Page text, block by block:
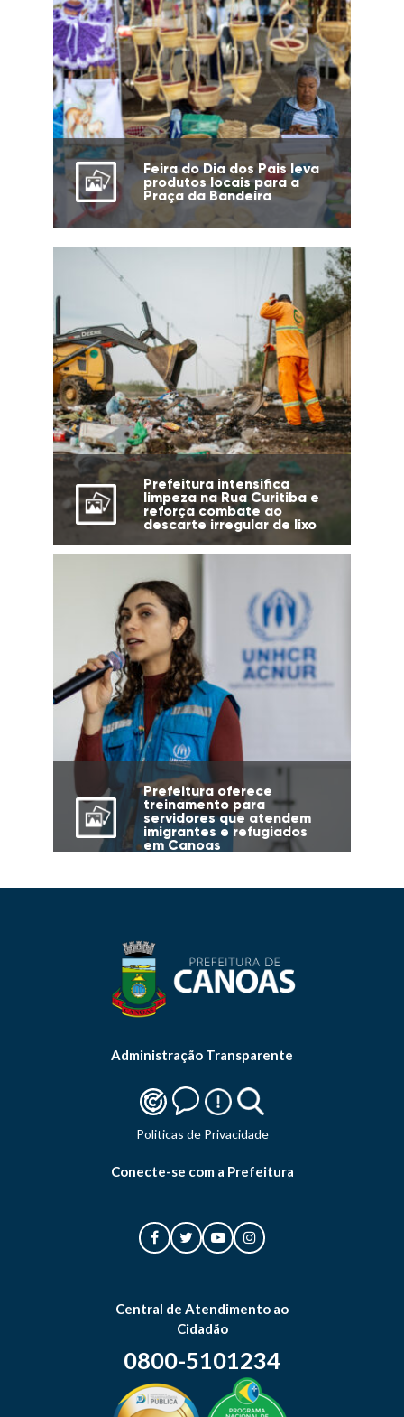
Feira do Dia dos Pais leva
produtos locais para a
Praça da Bandeira
Prefeitura intensifica
limpeza na Rua Curitiba e
reforça combate ao
descarte irregular de lixo
Prefeitura oferece
treinamento para
servidores que atendem
imigrantes e refugiados
em Canoas
Administração Transparente
Politicas de Privacidade
Conecte-se com a Prefeitura
Central de Atendimento ao
Cidadão
0800-5101234